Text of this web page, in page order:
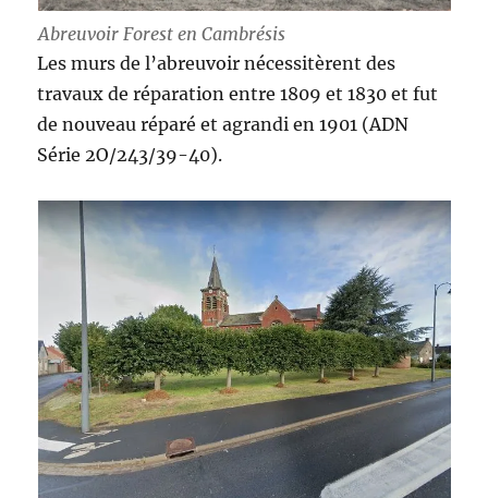
Abreuvoir Forest en Cambrésis
Les murs de l’abreuvoir nécessitèrent des
travaux de réparation entre 1809 et 1830 et fut
de nouveau réparé et agrandi en 1901 (ADN
Série 2O/243/39-40).